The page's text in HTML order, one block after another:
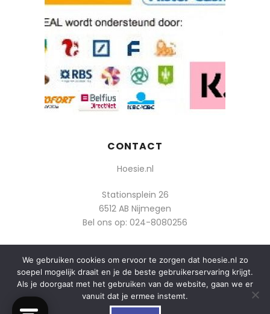
CONTACT
Hoesie.nl
Stationsplein 26
6512 AB Nijmegen
Bel ons op: 024-8080256
Of mail: info@hoesie.nl
© 2014-2025 Boozt - Hoesie.nl. All rights reserved.
We gebruiken cookies om ervoor te zorgen dat hoesie.nl zo
soepel mogelijk draait en je de beste gebruikerservaring krijgt.
Als je doorgaat met het gebruiken van de website, gaan we er
vanuit dat je ermee instemt.